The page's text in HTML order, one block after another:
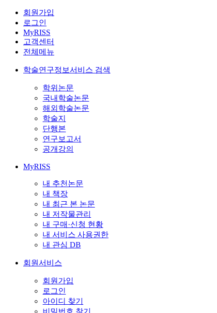
회원가입
로그인
MyRISS
고객센터
전체메뉴
학술연구정보서비스 검색
학위논문
국내학술논문
해외학술논문
학술지
단행본
연구보고서
공개강의
MyRISS
내 추천논문
내 책장
내 최근 본 논문
내 저작물관리
내 구매·신청 현황
내 서비스 사용권한
내 관심 DB
회원서비스
회원가입
로그인
아이디 찾기
비밀번호 찾기